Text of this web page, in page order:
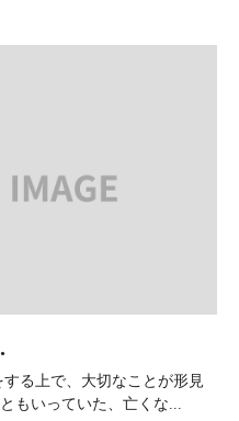
る上で、大切なことが形見
もいっていた、亡くな...